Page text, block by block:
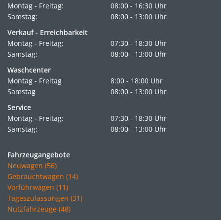
Montag - Freitag:
08:00 - 16:30 Uhr
Samstag:
08:00 - 13:00 Uhr
Verkauf - Erreichbarkeit
Montag - Freitag:
07:30 - 18:30 Uhr
Samstag:
08:00 - 13:00 Uhr
Waschcenter
Montag - Freitag
8:00 - 18:00 Uhr
Samstag
08:00 - 13:00 Uhr
Service
Montag - Freitag:
07:30 - 18:30 Uhr
Samstag:
08:00 - 13:00 Uhr
Fahrzeugangebote
Neuwagen (56)
Gebrauchtwagen (14)
Vorführwagen (11)
Tageszulassungen (31)
Nutzfahrzeuge (48)